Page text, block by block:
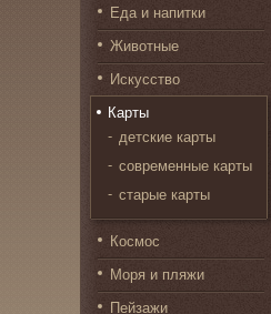
Еда и напитки
Животные
Искусство
Карты
детские карты
современные карты
старые карты
Космос
Моря и пляжи
Пейзажи